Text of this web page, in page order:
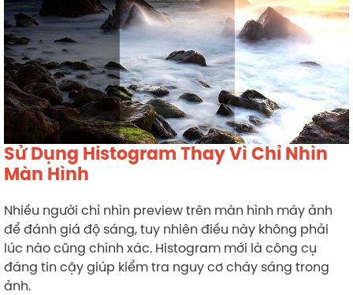
Sử Dụng Histogram Thay Vì Chỉ Nhìn
Màn Hình
Nhiều người chỉ nhìn preview trên màn hình máy ảnh
để đánh giá độ sáng, tuy nhiên điều này không phải
lúc nào cũng chính xác. Histogram mới là công cụ
đáng tin cậy giúp kiểm tra nguy cơ cháy sáng trong
ảnh.